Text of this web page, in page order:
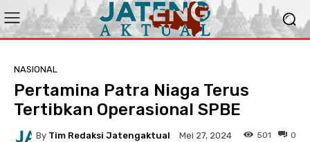
NASIONAL
Pertamina Patra Niaga Terus
Tertibkan Operasional SPBE
By Tim Redaksi Jatengaktual Mei 27, 2024 0
501